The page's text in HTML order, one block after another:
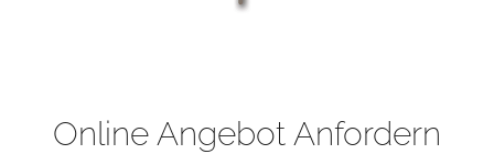
Online Angebot Anfordern